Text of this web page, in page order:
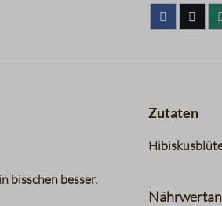
bisschen besser.
Zutaten